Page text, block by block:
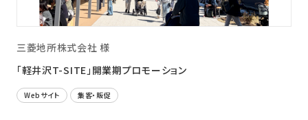
三菱地所株式会社 様
「軽井沢T-SITE」開業期プロモーション
Webサイト 集客・販促